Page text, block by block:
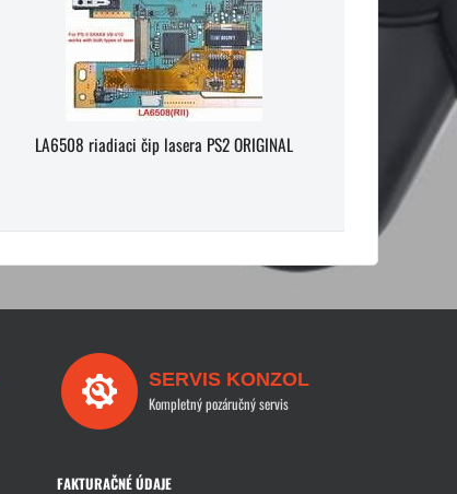
LA6508 riadiaci čip lasera PS2 ORIGINAL
SERVIS KONZOL
Kompletný pozáručný servis
FAKTURAČNÉ ÚDAJE